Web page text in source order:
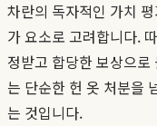
차란의 독자적인 가치
가 요소로 고려합니다.
정받고 합당한 보상으
는 단순한 헌 옷 처분을
는 것입니다.